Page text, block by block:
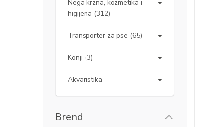
Nega krzna, kozmetika i
higijena (312)
Transporter za pse (65)
Konji (3)
Akvaristika
Brend